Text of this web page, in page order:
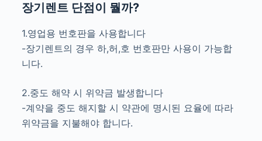
장기렌트 단점이 뭘까?
1.영업용 번호판을 사용합니다
-장기렌트의 경우 하,허,호 번호판만 사용이 가능합
니다.
2.중도 해약 시 위약금 발생합니다
-계약을 중도 해지할 시 약관에 명시된 요율에 따라
위약금을 지불해야 합니다.